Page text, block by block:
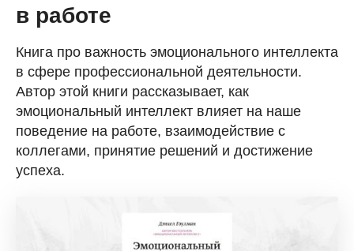
в работе
Книга про важность эмоционального интеллекта
в сфере профессиональной деятельности.
Автор этой книги рассказывает, как
эмоциональный интеллект влияет на наше
поведение на работе, взаимодействие с
коллегами, принятие решений и достижение
успеха.